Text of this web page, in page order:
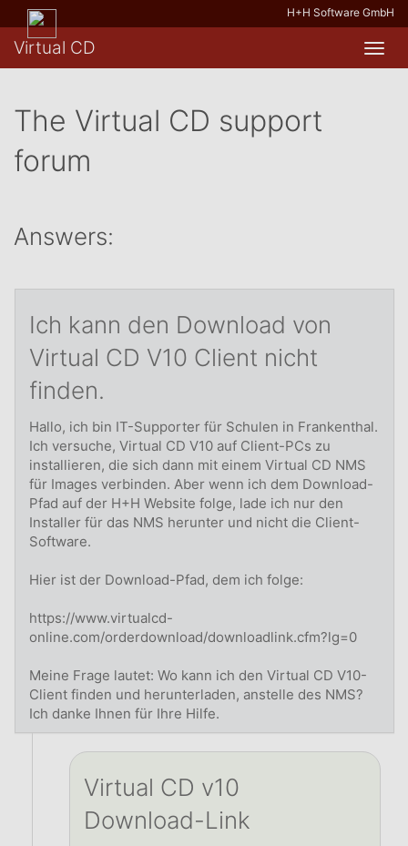
H+H Software GmbH
Virtual CD
The Virtual CD support
forum
Answers:
Ich kann den Download von
Virtual CD V10 Client nicht
finden.
Hallo, ich bin IT-Supporter für Schulen in Frankenthal.
Ich versuche, Virtual CD V10 auf Client-PCs zu
installieren, die sich dann mit einem Virtual CD NMS
für Images verbinden. Aber wenn ich dem Download-
Pfad auf der H+H Website folge, lade ich nur den
Installer für das NMS herunter und nicht die Client-
Software.
Hier ist der Download-Pfad, dem ich folge:
https://www.virtualcd-
online.com/orderdownload/downloadlink.cfm?lg=0
Meine Frage lautet: Wo kann ich den Virtual CD V10-
Client finden und herunterladen, anstelle des NMS?
Ich danke Ihnen für Ihre Hilfe.
Virtual CD v10
Download-Link